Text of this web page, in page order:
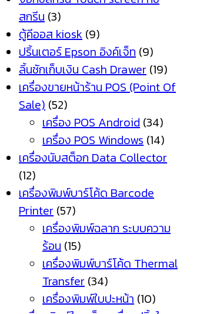
สกรีน (3)
ตู้คีออส kiosk (9)
ปริ้นเตอร์ Epson อิงค์เจ็ท (9)
ลิ้นชักเก็บเงิน Cash Drawer (19)
เครื่องขายหน้าร้าน POS (Point Of
Sale) (52)
เครื่อง POS Android (34)
เครื่อง POS Windows (14)
เครื่องนับสต็อก Data Collector
(12)
เครื่องพิมพ์บาร์โค้ด Barcode
Printer (57)
เครื่องพิมพ์ฉลาก ระบบความ
ร้อน (15)
เครื่องพิมพ์บาร์โค้ด Thermal
Transfer (34)
เครื่องพิมพ์ใบปะหน้า (10)